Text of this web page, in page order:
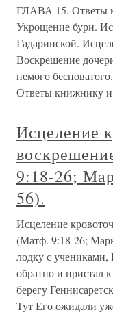
ГЛАВА 15. Ответы
Укрощение бури.
Гадаринской.
Воскрешение
немого
Ответы книжнику
Исцеление
9:18-26;
56).
Исцеление
(Матф. 9:18-26;
лодку с
обратно и пристал
берегу
Тут Его ожидали